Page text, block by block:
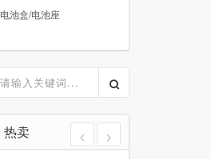
电池盒/电池座
热卖